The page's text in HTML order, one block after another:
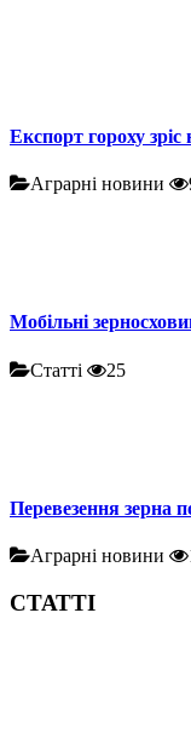
Експорт гороху
Аграрні новини
Мобільні
Статті 25
Перевезення зерна
Аграрні новини
СТАТТІ